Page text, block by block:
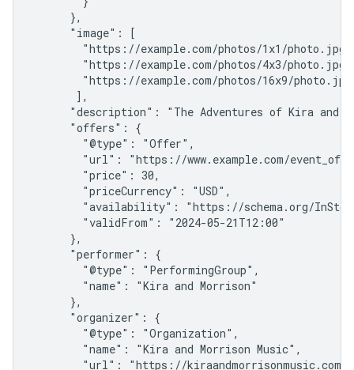
      },
      "image": [
"https://example.com/photos/1x1/
"https://example.com/photos/4x3/
"https://example.com/photos/16x9/
       ],
"description": "The Adventures of Kira and
      "offers": {
        "@type": "Offer",
"url": "https://www.example.com/
        "price": 30,
        "priceCurrency": "USD",
"availability": "https://schema.org/
        "validFrom": "2024-05-21T12:00"
      },
      "performer": {
        "@type": "PerformingGroup",
        "name": "Kira and Morrison"
      },
      "organizer": {
        "@type": "Organization",
        "name": "Kira and Morrison Music",
        "url": "https://kiraandmorrisonmusic.com"